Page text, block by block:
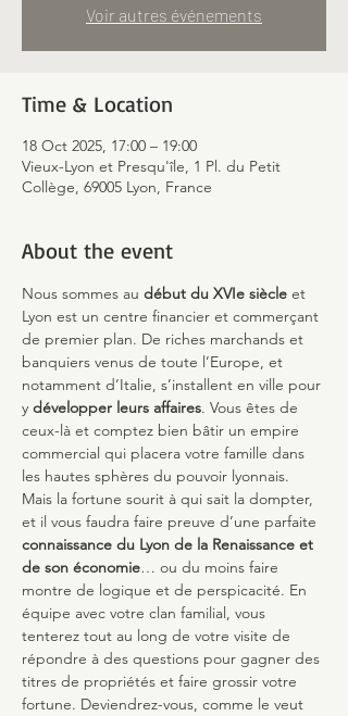
Voir autres événements
Time & Location
18 Oct 2025, 17:00 – 19:00
Vieux-Lyon et Presqu'île, 1 Pl. du Petit
Collège, 69005 Lyon, France
About the event
Nous sommes au début du XVIe siècle et
Lyon est un centre financier et commerçant
de premier plan. De riches marchands et
banquiers venus de toute l’Europe, et
notamment d’Italie, s’installent en ville pour
y développer leurs affaires. Vous êtes de
ceux-là et comptez bien bâtir un empire
commercial qui placera votre famille dans
les hautes sphères du pouvoir lyonnais.
Mais la fortune sourit à qui sait la dompter,
et il vous faudra faire preuve d’une parfaite
connaissance du Lyon de la Renaissance et
de son économie… ou du moins faire
montre de logique et de perspicacité. En
équipe avec votre clan familial, vous
tenterez tout au long de votre visite de
répondre à des questions pour gagner des
titres de propriétés et faire grossir votre
fortune. Deviendrez-vous, comme le veut